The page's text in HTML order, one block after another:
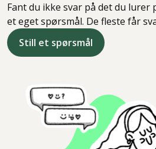
Fant du ikke svar på det du lurer
et eget spørsmål. De fleste får
Still et spørsmål